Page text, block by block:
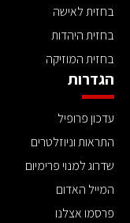
בחזית לאישה
בחזית היהדות
בחזית המוזיקה
הגדרות
עדכון פרופיל
התראות וניוזלטרים
שדרוג למנוי פרימיום
המייל האדום
פרסמו אצלנו